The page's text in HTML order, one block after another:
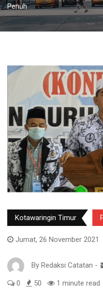
Penuh
Kotawaringin Timur
Jumat, 26 November 2021
By Redaksi Catatan -
0 50 1 minute read